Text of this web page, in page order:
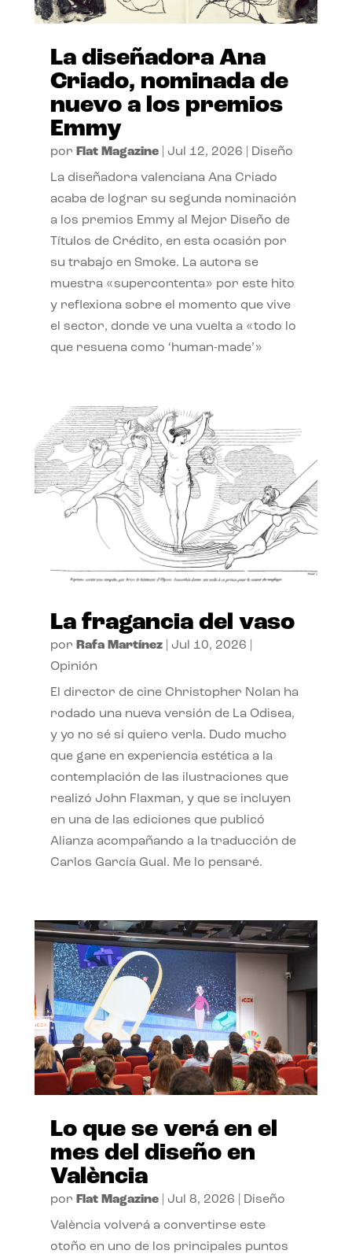
La diseñadora Ana
Criado, nominada de
nuevo a los premios
Emmy
por Flat Magazine| Jul 12, 2026 Diseño
La diseñadora valenciana Ana Criado
acaba de lograr su segunda nominación
a los premios Emmy al Mejor Diseño de
Títulos de Crédito, en esta ocasión por
su trabajo en Smoke. La autora se
muestra «supercontenta» por este hito
y reflexiona sobre el momento que vive
el sector, donde ve una vuelta a «todo lo
que resuena como ‘human-made’»
La fragancia del vaso
por Rafa Martínez| Jul 10, 2026
Opinión
El director de cine Christopher Nolan ha
rodado una nueva versión de La Odisea,
y yo no sé si quiero verla. Dudo mucho
que gane en experiencia estética a la
contemplación de las ilustraciones que
realizó John Flaxman, y que se incluyen
en una de las ediciones que publicó
Alianza acompañando a la traducción de
Carlos García Gual. Me lo pensaré.
Lo que se verá en el
mes del diseño en
València
por Flat Magazine| Jul 8, 2026 Diseño
València volverá a convertirse este
otoño en uno de los principales puntos